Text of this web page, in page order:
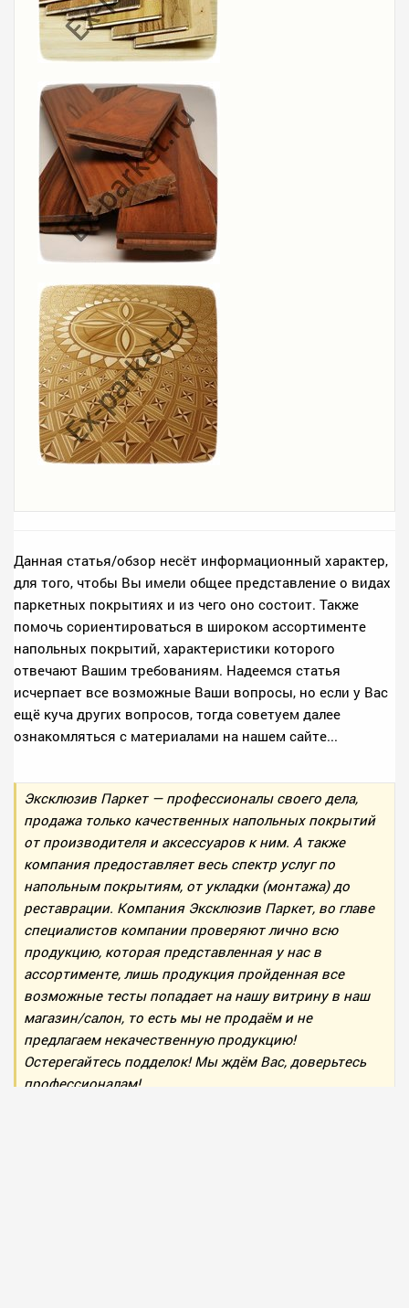
Данная статья/обзор несёт информационный характер,
для того, чтобы Вы имели общее представление о видах
паркетных покрытиях и из чего оно состоит. Также
помочь сориентироваться в широком ассортименте
напольных покрытий, характеристики которого
отвечают Вашим требованиям. Надеемся статья
исчерпает все возможные Ваши вопросы, но если у Вас
ещё куча других вопросов, тогда советуем далее
ознакомляться с материалами на нашем сайте...
Эксклюзив Паркет — профессионалы своего дела,
продажа только качественных напольных покрытий
от производителя и аксессуаров к ним. А также
компания предоставляет весь спектр услуг по
напольным покрытиям, от укладки (монтажа) до
реставрации. Компания Эксклюзив Паркет, во главе
специалистов компании проверяют лично всю
продукцию, которая представленная у нас в
ассортименте, лишь продукция пройденная все
возможные тесты попадает на нашу витрину в наш
магазин/салон, то есть мы не продаём и не
предлагаем некачественную продукцию!
Остерегайтесь подделок! Мы ждём Вас, доверьтесь
профессионалам!